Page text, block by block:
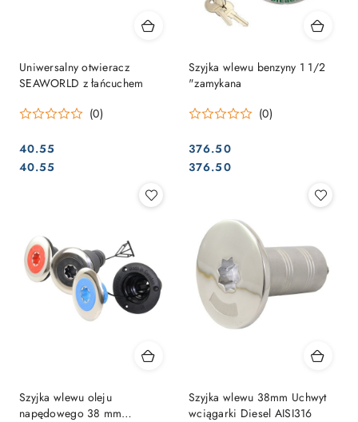
Uniwersalny otwieracz
SEAWORLD z łańcuchem
(0)
Cena:
40.55
Cena:
40.55
Szyjka wlewu benzyny 1 1/2
"zamykana
(0)
Cena:
376.50
Cena:
376.50
Szyjka wlewu oleju
napędowego 38 mm
Szyjka wlewu 38mm Uchwyt
wciągarki Diesel AISI316